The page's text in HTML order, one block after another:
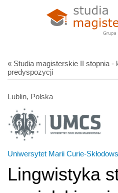
« Studia magisterskie II stopnia -
predyspozycji
Lublin, Polska
Uniwersytet Marii Curie-
Lingwistyka